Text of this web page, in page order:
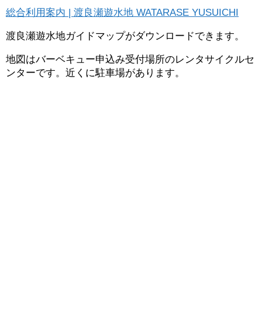
総合利用案内 | 渡良瀬遊水地 WATARASE YUSUICHI
渡良瀬遊水地ガイドマップがダウンロードできます。
地図はバーベキュー申込み受付場所のレンタサイクルセ
ンターです。近くに駐車場があります。